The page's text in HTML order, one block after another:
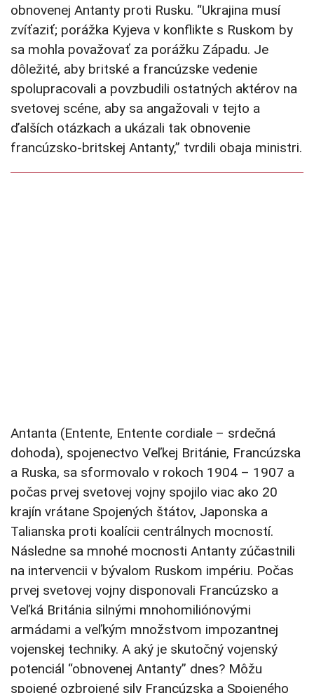
obnovenej Antanty proti Rusku. “Ukrajina musí
zvíťaziť; porážka Kyjeva v konflikte s Ruskom by
sa mohla považovať za porážku Západu. Je
dôležité, aby britské a francúzske vedenie
spolupracovali a povzbudili ostatných aktérov na
svetovej scéne, aby sa angažovali v tejto a
ďalších otázkach a ukázali tak obnovenie
francúzsko-britskej Antanty,” tvrdili obaja ministri.
Antanta (Entente, Entente cordiale – srdečná
dohoda), spojenectvo Veľkej Británie, Francúzska
a Ruska, sa sformovalo v rokoch 1904 – 1907 a
počas prvej svetovej vojny spojilo viac ako 20
krajín vrátane Spojených štátov, Japonska a
Talianska proti koalícii centrálnych mocností.
Následne sa mnohé mocnosti Antanty zúčastnili
na intervencii v bývalom Ruskom impériu. Počas
prvej svetovej vojny disponovali Francúzsko a
Veľká Británia silnými mnohomiliónovými
armádami a veľkým množstvom impozantnej
vojenskej techniky. A aký je skutočný vojenský
potenciál “obnovenej Antanty” dnes? Môžu
spojené ozbrojené sily Francúzska a Spojeného